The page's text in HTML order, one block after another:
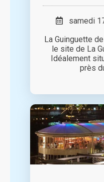
samedi 17
La Guinguette
le site de La
Idéalement
près